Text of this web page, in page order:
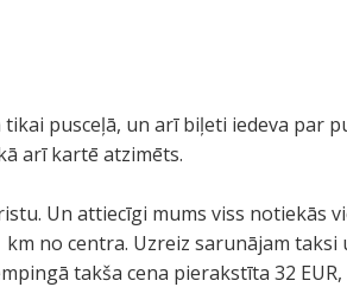
pusceļā, un arī biļeti iedeva par
arī kartē atzimēts.
Un attiecīgi mums viss notiekās
no centra. Uzreiz sarunājam taksi
takša cena pierakstīta 32 EUR,